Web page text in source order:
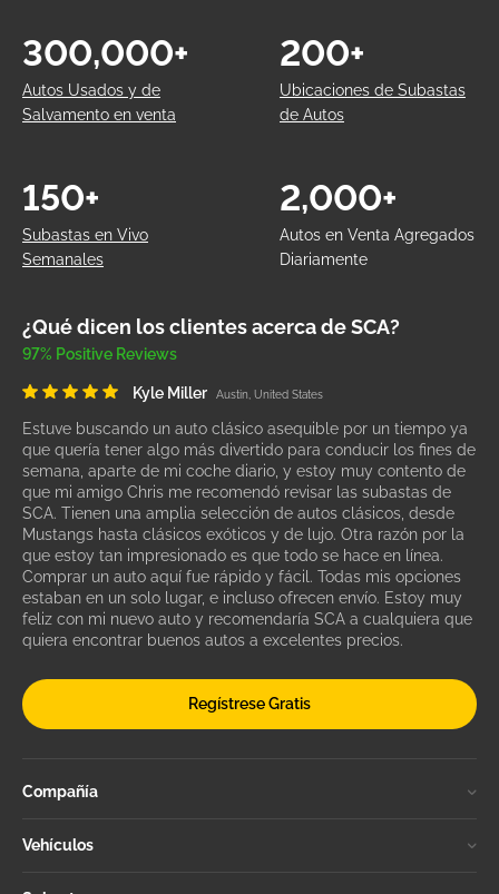
Autos Usados y de
Salvamento en venta
300,000+
Ubicaciones de Subastas
de Autos
200+
Subastas en Vivo
Semanales
150+
Autos en Venta Agregados
Diariamente
2,000+
¿Qué dicen los clientes acerca de SCA?
97% Positive Reviews
Kyle Miller Austin, United States
Estuve buscando un auto clásico asequible por un tiempo ya
que quería tener algo más divertido para conducir los fines de
semana, aparte de mi coche diario, y estoy muy contento de
que mi amigo Chris me recomendó revisar las subastas de
SCA. Tienen una amplia selección de autos clásicos, desde
Mustangs hasta clásicos exóticos y de lujo. Otra razón por la
que estoy tan impresionado es que todo se hace en línea.
Comprar un auto aquí fue rápido y fácil. Todas mis opciones
estaban en un solo lugar, e incluso ofrecen envío. Estoy muy
feliz con mi nuevo auto y recomendaría SCA a cualquiera que
quiera encontrar buenos autos a excelentes precios.
Regístrese Gratis
Compañía
Vehículos